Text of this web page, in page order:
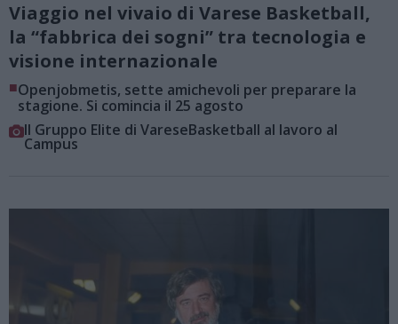
Viaggio nel vivaio di Varese Basketball,
la “fabbrica dei sogni” tra tecnologia e
visione internazionale
■Openjobmetis, sette amichevoli per preparare la
stagione. Si comincia il 25 agosto
Il Gruppo Elite di VareseBasketball al lavoro al
Campus